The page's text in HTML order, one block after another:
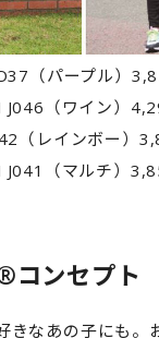
（パープル）
J046（ワイン）
（レインボー）
J041（マルチ）
ンセプト
きなあの子にも。